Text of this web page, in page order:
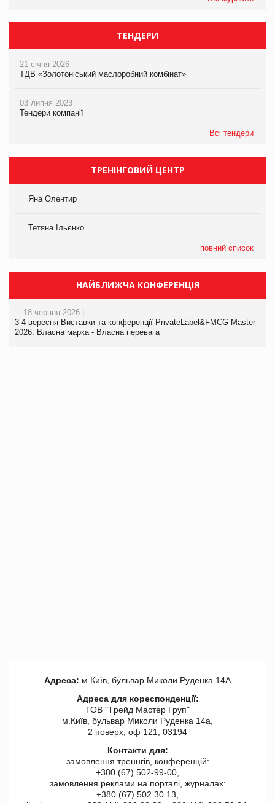
ТЕНДЕРИ
21 січня 2026
ТДВ «Золотоніський маслоробний комбінат»
03 липня 2023
Тендери компанії
Всі тендери
ТРЕНІНГОВИЙ ЦЕНТР
Яна Олентир
Тетяна Ільєнко
повний список
НАЙБЛИЖЧА КОНФЕРЕНЦІЯ
18 червня 2026 |
3-4 вересня Виставки та конференції PrivateLabel&FMCG Master-
2026: Власна марка - Власна перевага
Адреса: м.Київ, бульвар Миколи Руденка 14А
Адреса для кореспонденції:
ТОВ "Tрейд Мастер Груп"
м.Київ, бульвар Миколи Руденка 14а,
2 поверх, оф 121, 03194
Контакти для:
замовлення треннгів, конференцій:
+380 (67) 502-99-00,
замовлення реклами на порталі, журналах:
+380 (67) 502 30 13,